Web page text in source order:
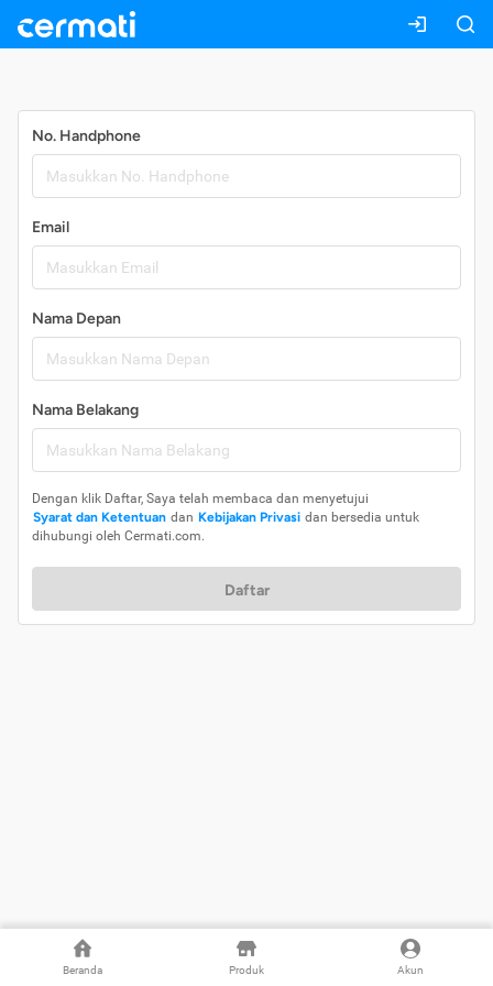
Beranda Produk Akun
No. Handphone
Email
Nama Depan
Nama Belakang
Dengan klik Daftar, Saya telah membaca dan menyetujui
Syarat dan Ketentuan dan Kebijakan Privasi dan bersedia untuk
dihubungi oleh Cermati.com.
Daftar